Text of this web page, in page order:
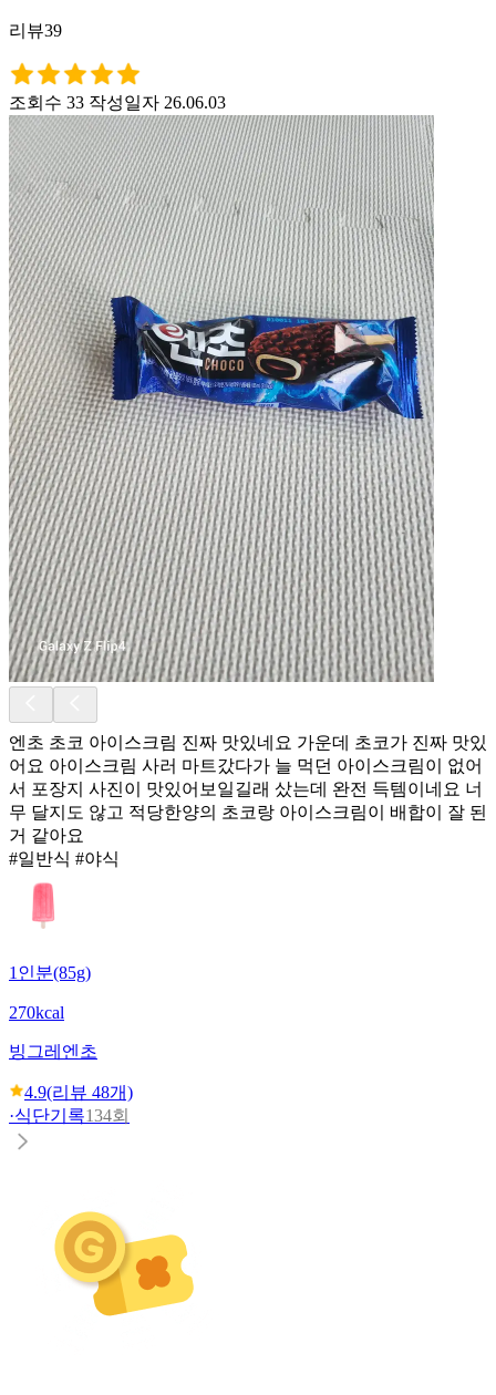
리뷰39
조회수 33 작성일자 26.06.03
엔초 초코 아이스크림 진짜 맛있네요 가운데 초코가 진짜 맛있
어요 아이스크림 사러 마트갔다가 늘 먹던 아이스크림이 없어
서 포장지 사진이 맛있어보일길래 샀는데 완전 득템이네요 너
무 달지도 않고 적당한양의 초코랑 아이스크림이 배합이 잘 된
거 같아요
#일반식 #야식
1인분(85g)
270kcal
빙그레 엔초
4.9(리뷰 48개)
·식단기록134회